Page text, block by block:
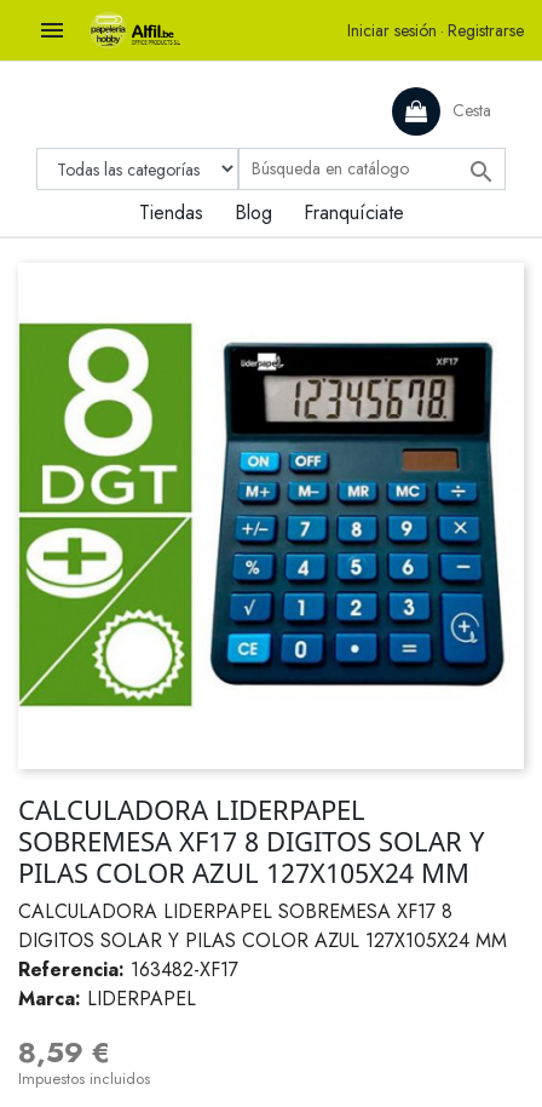
 Iniciar sesión · Registrarse
Cesta

Tiendas Blog Franquíciate
CALCULADORA LIDERPAPEL
SOBREMESA XF17 8 DIGITOS SOLAR Y
PILAS COLOR AZUL 127X105X24 MM
CALCULADORA LIDERPAPEL SOBREMESA XF17 8
DIGITOS SOLAR Y PILAS COLOR AZUL 127X105X24 MM
Referencia: 163482-XF17
Marca: LIDERPAPEL
8,59 €
Impuestos incluidos